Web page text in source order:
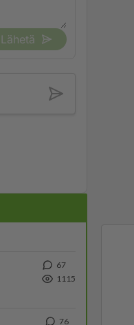
Lähetä
67
1115
76